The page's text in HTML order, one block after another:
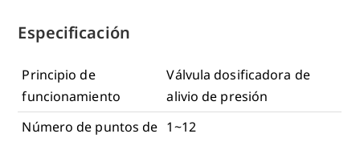
Especificación
Principio de
funcionamiento
Válvula dosificadora de
alivio de presión
Número de puntos de 1~12